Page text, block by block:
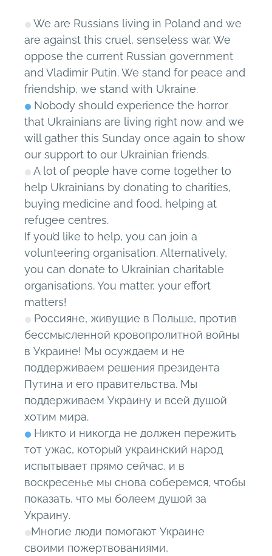
We are Russians living in Poland and we
are against this cruel, senseless war. We
oppose the current Russian government
and Vladimir Putin. We stand for peace and
friendship, we stand with Ukraine.
Nobody should experience the horror
that Ukrainians are living right now and we
will gather this Sunday once again to show
our support to our Ukrainian friends.
A lot of people have come together to
help Ukrainians by donating to charities,
buying medicine and food, helping at
refugee centres.
If you’d like to help, you can join a
volunteering organisation. Alternatively,
you can donate to Ukrainian charitable
organisations. You matter, your effort
matters!
Россияне, живущие в Польше, против
бессмысленной кровопролитной войны
в Украине! Мы осуждаем и не
поддерживаем решения президента
Путина и его правительства. Мы
поддерживаем Украину и всей душой
хотим мира.
Никто и никогда не должен пережить
тот ужас, который украинский народ
испытывает прямо сейчас, и в
воскресенье мы снова соберемся, чтобы
показать, что мы болеем душой за
Украину.
Многие люди помогают Украине
своими пожертвованиями,